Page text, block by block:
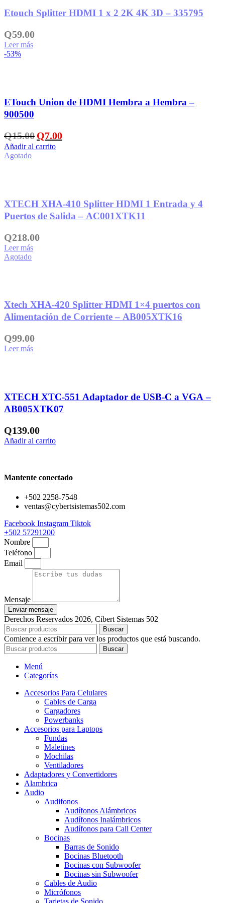
Etouch Splitter HDMI 1 x 2 2K 4K 3D – 335795
Q59.00
Leer más
-53%
ETouch Union de HDMI Hembra a Hembra –
900500
Q15.00 El
precio
original
Q7.00El
precio
Añadir al carrito
Agotado
XTECH XHA-410 Splitter HDMI 1 Entrada y 4
Puertos de Salida – AC001XTK11
Q218.00
Leer más
Agotado
Xtech XHA-420 Splitter HDMI 1×4 puertos con
Alimentación de Corriente – AB005XTK16
Q99.00
Leer más
XTECH XTC-551 Adaptador de USB-C a VGA –
AB005XTK07
Q139.00
Añadir al carrito
Mantente conectado
+502 2258-7548
ventas@cybertsistemas502.com
Facebook Instagram Tiktok
+502 57291200
Nombre
Teléfono
Email
Mensaje
Enviar mensaje
Derechos Reservados 2026, Cibert Sistemas 502
Buscar
Comience a escribir para ver los productos que está buscando.
Buscar
Menú
Categorías
Accesorios Para Celulares
Cables de Carga
Cargadores
Powerbanks
Accesorios para Laptops
Fundas
Maletines
Mochilas
Ventiladores
Adaptadores y Convertidores
Alambrica
Audio
Audifonos
Audífonos Alámbricos
Audífonos Inalámbricos
Audífonos para Call Center
Bocinas
Barras de Sonido
Bocinas Bluetooth
Bocinas con Subwoofer
Bocinas sin Subwoofer
Cables de Audio
Micrófonos